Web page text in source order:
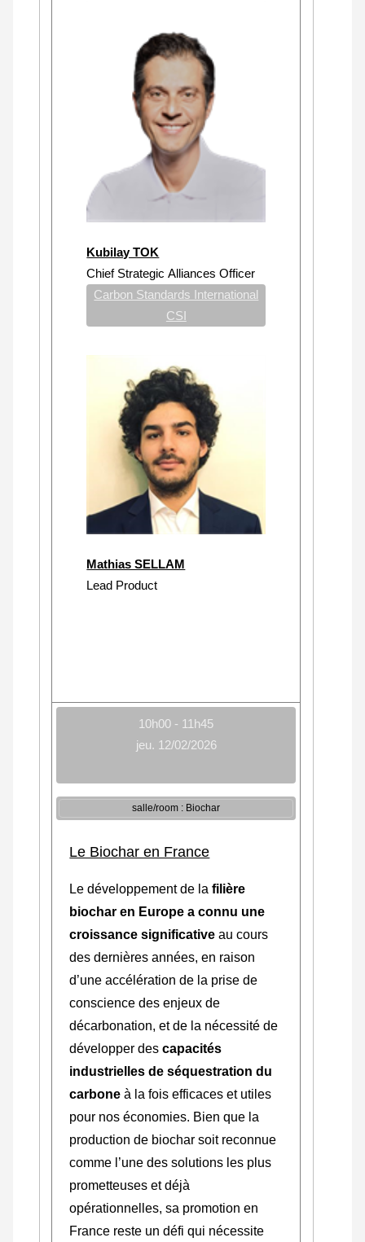
Kubilay TOK
Chief Strategic Alliances Officer
Carbon Standards International
CSI
Mathias SELLAM
Lead Product
10h00 - 11h45
jeu. 12/02/2026
salle/room : Biochar
Le Biochar en France
Le développement de lafilière
biochar en Europe a connu une
croissance significative au cours
des dernières années, en raison
d’une accélération de la prise de
conscience des enjeux de
décarbonation, et de la nécessité de
développer descapacités
industrielles de séquestration du
carbone à la fois efficaces et utiles
pour nos économies. Bien que la
production de biochar soit reconnue
comme l’une des solutions les plus
prometteuses et déjà
opérationnelles, sa promotion en
France reste un défi qui nécessite